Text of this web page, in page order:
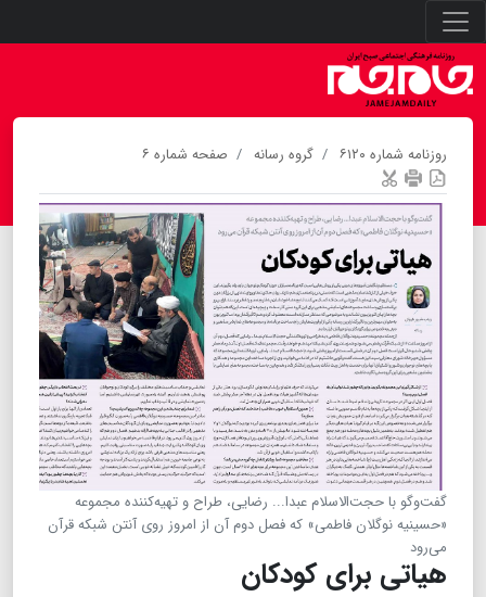
روزنامه شماره ۶۱۲۰ گروه رسانه صفحه شماره ۶
گفت‌وگو با حجت‌الاسلام عبدا... رضایی، طراح و تهیه‌کننده مجموعه
«حسینیه نوگلان فاطمی» که فصل دوم آن از امروز روی آنتن شبکه قرآن
می‌رود
هیاتی برای کودکان